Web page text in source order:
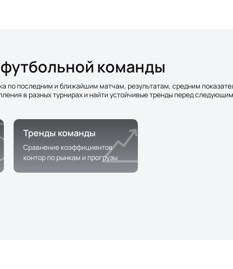
команды
по последним и ближайшим матчам, результатам, средним
в разных турнирах и найти устойчивые тренды перед
Тренды команды
Сравнение коэффициентов
контор по рынкам и прогрузы